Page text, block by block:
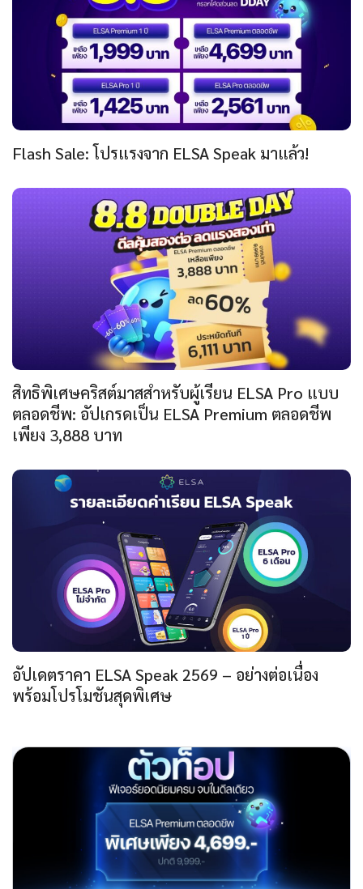
Flash Sale: โปรแรงจาก ELSA Speak มาแล้ว!
สิทธิพิเศษคริสต์มาสสำหรับผู้เรียน ELSA Pro แบบ
ตลอดชีพ: อัปเกรดเป็น ELSA Premium ตลอดชีพ
เพียง 3,888 บาท
อัปเดตราคา ELSA Speak 2569 – อย่างต่อเนื่อง
พร้อมโปรโมชันสุดพิเศษ